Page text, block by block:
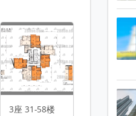
3座 31-58楼